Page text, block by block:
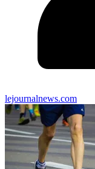
lejournalnews.com